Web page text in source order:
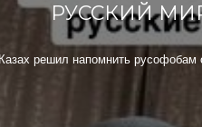
РУССКИЙ
Казах решил напомнить русофобам